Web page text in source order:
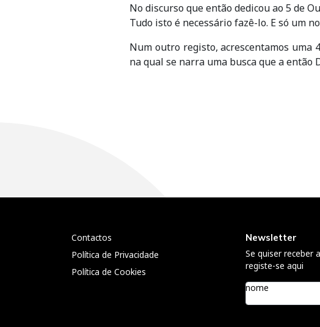
No discurso que então dedicou ao 5 de
Tudo isto é necessário fazê-lo. E só um
Num outro registo, acrescentamos uma
na qual se narra uma busca que a então
artigos
Contactos
Política de Privacidade
Política de Cookies
Newsletter
Se quiser receber
registe-se aqui
nome